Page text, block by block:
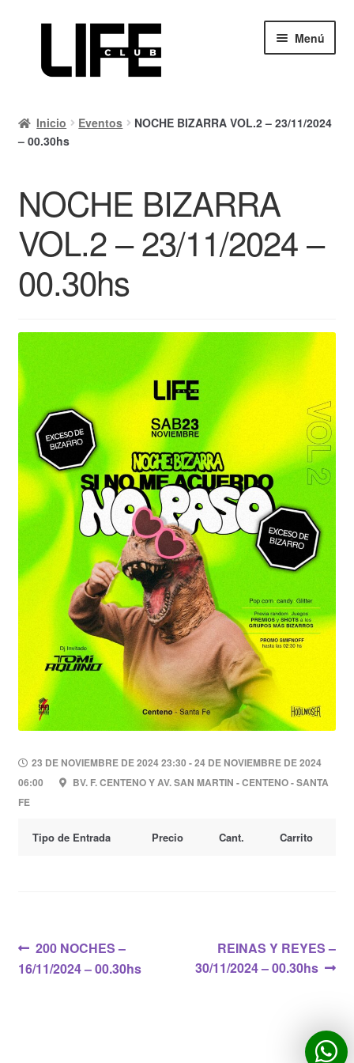
contenido
Menú
Calendario
Carrito
Finalizar compra
Ayuda Rapida
Inicio Eventos
NOCHE BIZARRA VOL.2 – 23/11/2024
– 00.30hs
NOCHE BIZARRA
VOL.2 – 23/11/2024 –
00.30hs
23 DE NOVIEMBRE DE 2024 23:30 - 24 DE NOVIEMBRE DE 2024
06:00
BV. F. CENTENO Y AV. SAN MARTIN - CENTENO - SANTA
FE
Tipo de Entrada Precio Cant. Carrito
Navegación
de
Anterior:
200 NOCHES –
16/11/2024 – 00.30hs
Siguiente:
REINAS Y REYES –
30/11/2024 – 00.30hs